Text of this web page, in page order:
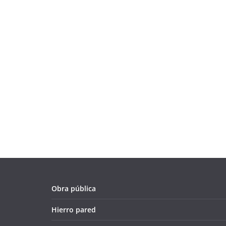
Obra pública
Hierro pared